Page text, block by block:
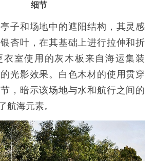
细节
子和场地中的遮阳结构，其灵感
杏叶，在其基础上进行拉伸和折
衣室使用的灰木板来自海运集装
光影效果。白色木材的使用贯穿
，暗示该场地与水和航行之间的
航海元素。